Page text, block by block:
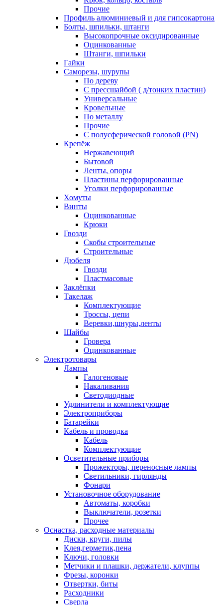
Прочие
Профиль алюминиевый и для гипсокартона
Болты, шпильки, штанги
Высокопрочные оксидированные
Оцинкованные
Штанги, шпильки
Гайки
Саморезы, шурупы
По дереву
С прессшайбой ( д/тонких пластин)
Универсальные
Кровельные
По металлу
Прочие
С полусферической головой (PN)
Крепёж
Нержавеющий
Бытовой
Ленты, опоры
Пластины перфорированные
Уголки перфорированные
Хомуты
Винты
Оцинкованные
Крюки
Гвозди
Скобы строительные
Строительные
Дюбеля
Гвозди
Пластмасовые
Заклёпки
Такелаж
Комплектующие
Троссы, цепи
Веревки,шнуры,ленты
Шайбы
Гровера
Оцинкованные
Электротовары
Лампы
Галогеновые
Накаливания
Светодиодные
Удлинители и комплектующие
Электроприборы
Батарейки
Кабель и проводка
Кабель
Комплектующие
Осветительные приборы
Прожекторы, переносные лампы
Светильники, гирлянды
Фонари
Установочное оборудование
Автоматы, коробки
Выключатели, розетки
Прочее
Оснастка, расходные материалы
Диски, круги, пилы
Клея,герметик,пена
Ключи, головки
Метчики и плашки, держатели, клуппы
Фрезы, коронки
Отвертки, биты
Расходники
Сверла